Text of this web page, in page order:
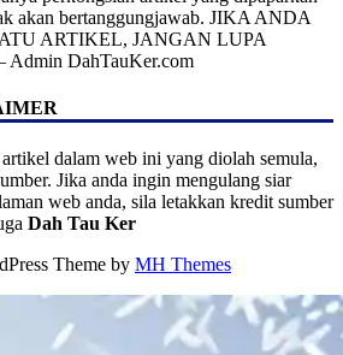
akan bertanggungjawab. JIKA ANDA
ARTIKEL, JANGAN LUPA
Admin DahTauKer.com
dalam web ini yang diolah semula,
Jika anda ingin mengulang siar
web anda, sila letakkan kredit sumber
Dah Tau Ker
Theme by MH Themes